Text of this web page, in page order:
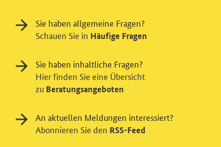
Einwilligung in Tracking und / oder
Sie haben allgemeine Fragen?
Schauen Sie in Häufige Fragen
Sie haben inhaltliche Fragen?
Hier finden Sie eine Übersicht
zu Beratungsangeboten
An aktuellen Meldungen interessiert?
Abonnieren Sie den RSS-Feed